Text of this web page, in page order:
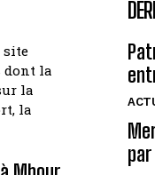
site
dont la
la
la